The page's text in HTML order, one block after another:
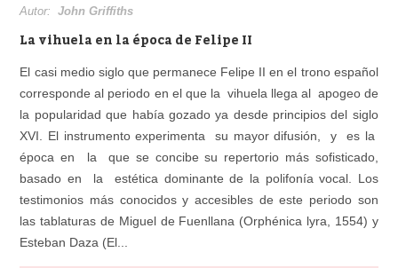
Biblioteca
Área personal Reproductor
Autor:John Griffiths
La vihuela en la época de Felipe II
El casi medio siglo que permanece Felipe II en el trono español
corresponde al periodo en el que la vihuela llega al apogeo de
la popularidad que había gozado ya desde principios del siglo
XVI. El instrumento experimenta su mayor difusión, y es la
época en la que se concibe su repertorio más sofisticado,
basado en la estética dominante de la polifonía vocal. Los
testimonios más conocidos y accesibles de este periodo son
las tablaturas de Miguel de Fuenllana (Orphénica lyra, 1554) y
Esteban Daza (El...